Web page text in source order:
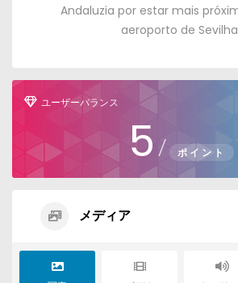
Andaluzia por estar mais
aeroporto de Sevilha
ユーザーバランス
5/ ポイント
メディア